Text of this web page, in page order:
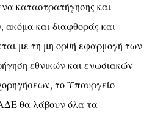
καταστρατήγησης και
και διαφθοράς και
με τη μη ορθή εφαρμογή των
εθνικών και ενωσιακών
το Υπουργείο
θα λάβουν όλα τα